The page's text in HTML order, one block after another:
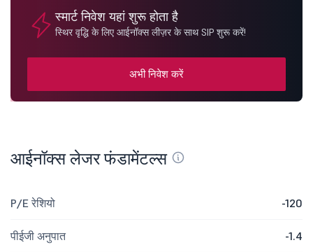
स्मार्ट निवेश यहां शुरू होता है
स्थिर वृद्धि के लिए आईनॉक्स लीज़र के साथ SIP शुरू करें!
अभी निवेश करें
आईनॉक्स लेजर फंडामेंटल्स
P/E रेशियो -120
पीईजी अनुपात -1.4